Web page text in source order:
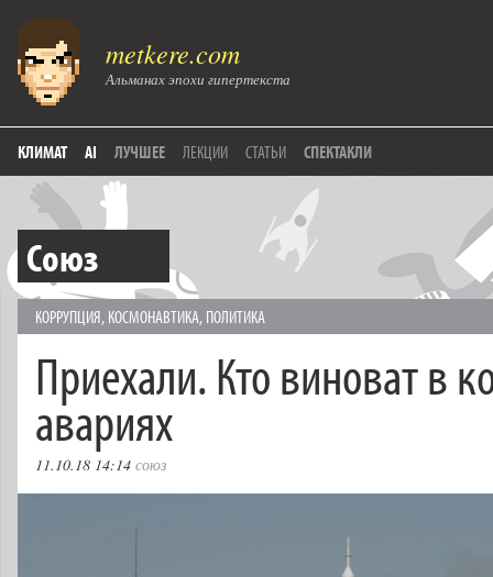
metkere.com
Альманах эпохи гипертекста
КЛИМАТ AI ЛУЧШЕЕ ЛЕКЦИИ СТАТЬИ СПЕКТАКЛИ
Союз
КОРРУПЦИЯ, КОСМОНАВТИКА, ПОЛИТИКА
Приехали. Кто виноват в
авариях
11.10.18 14:14 союз